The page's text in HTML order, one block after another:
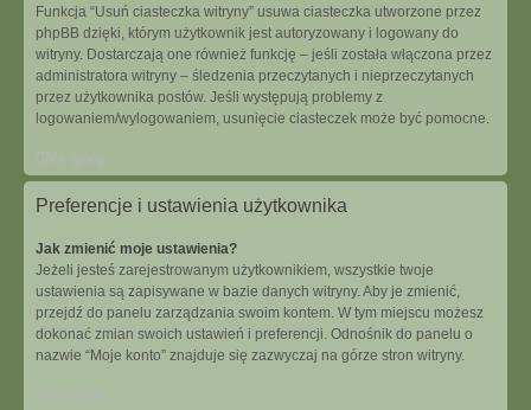
Funkcja “Usuń ciasteczka witryny” usuwa ciasteczka utworzone przez
phpBB dzięki, którym użytkownik jest autoryzowany i logowany do
witryny. Dostarczają one również funkcję – jeśli została włączona przez
administratora witryny – śledzenia przeczytanych i nieprzeczytanych
przez użytkownika postów. Jeśli występują problemy z
logowaniem/wylogowaniem, usunięcie ciasteczek może być pomocne.
Na górę
Preferencje i ustawienia użytkownika
Jak zmienić moje ustawienia?
Jeżeli jesteś zarejestrowanym użytkownikiem, wszystkie twoje
ustawienia są zapisywane w bazie danych witryny. Aby je zmienić,
przejdź do panelu zarządzania swoim kontem. W tym miejscu możesz
dokonać zmian swoich ustawień i preferencji. Odnośnik do panelu o
nazwie “Moje konto” znajduje się zazwyczaj na górze stron witryny.